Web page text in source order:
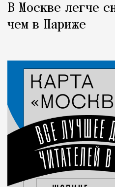
В Москве легче
чем в Париже